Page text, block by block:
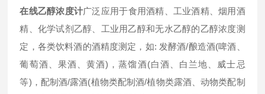
在线乙醇浓度计广泛应用于食用酒精、工业酒精、烟用酒
精、化学试剂乙醇、工业用乙醇和无水乙醇的乙醇浓度测
定，各类饮料酒的酒精度测定，如: 发酵酒/酿造酒(啤酒、
葡萄酒、果酒、黄酒)，蒸馏酒(白酒、白兰地、威士忌
等)，配制酒/露酒(植物类配制酒/植物类露酒、动物类配制